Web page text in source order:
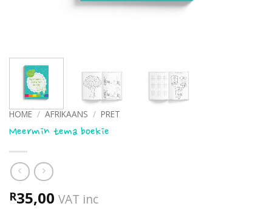
HOME / AFRIKAANS / PRET
Meermin tema boekie
R35,00 VAT inc